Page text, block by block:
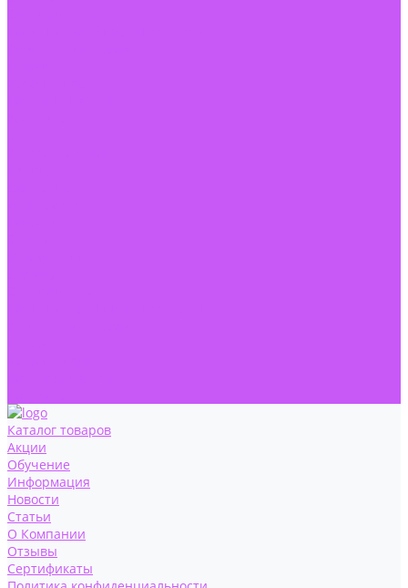
Каталог товаров
Акции
Обучение
Информация
Новости
Статьи
О Компании
Отзывы
Сертификаты